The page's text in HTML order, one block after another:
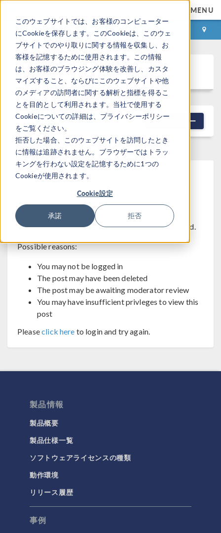
このウェブサイトでは、お客様のコンピューター
にCookieを保存します。このCookieは、このウェ
ブサイトでのやり取りに関する情報を収集し、お
客様を記憶するために使用されます。この情報
は、お客様のブラウジング体験を改善し、カスタ
マイズすること、ならびにこのウェブサイトや他
のメディアの訪問者に関する解析と指標を得るこ
とを目的として利用されます。当社で使用する
Cookieについての詳細は、プライバシーポリシー
をご覧ください。
拒否した場合、このウェブサイトを訪問したとき
に情報は追跡されません。ブラウザーではトラッ
キングを行わない設定を記憶するために1つの
Cookieが使用されます。
Cookie設定
承諾 拒否
MENU
ログイン お問い合わせ
Discussion Forum
NEW DISCUSSION フィルター
This forum post cannot be
viewed
The post you are trying to view cannot be displayed.
Possible reasons:
You may not be logged in
The post may have been deleted
The post may be awaiting moderator review
You may have insufficient privleges to view this
post
Pleaseclick here to login and try again.
製品情報
製品概要
製品仕様一覧
ソフトウェアライセンスの種類
動作環境
リリース履歴
事例